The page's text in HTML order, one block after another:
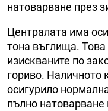
натоварване през
Централата има
тона въглища. Това
изискваните по
гориво. Наличното
осигурило
пълно